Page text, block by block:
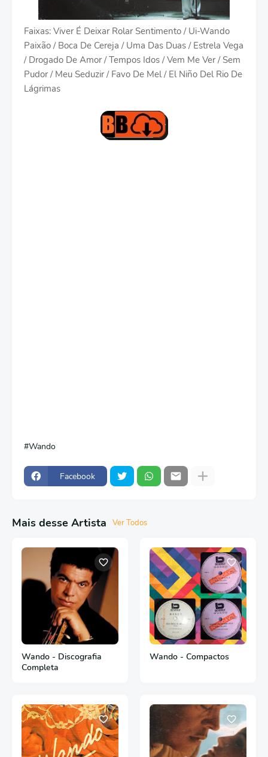
Faixas: Viver É Deixar Rolar Sentimento / Ui-Wando
Paixão / Boca De Cereja / Uma Das Duas / Estrela Vega
/ Drogado De Amor / Tempos Idos / Vem Me Ver / Sem
Pudor / Meu Seduzir / Favo De Mel / El Niño Del Rio De
Lágrimas
Wando
Facebook
Mais desse Artista Ver Todos
Wando - Discografia
Completa
Wando - Compactos